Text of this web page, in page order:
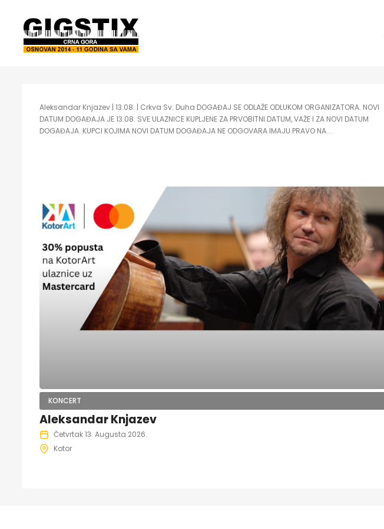
Aleksandar Knjazev | 13.08. | Crkva Sv. Duha DOGAĐAJ SE ODLAŽE ODLUKOM ORGANIZATORA. NOVI
DATUM DOGAĐAJA JE 13.08. SVE ULAZNICE KUPLJENE ZA PRVOBITNI DATUM, VAŽE I ZA NOVI DATUM
DOGAĐAJA. KUPCI KOJIMA NOVI DATUM DOGAĐAJA NE ODGOVARA IMAJU PRAVO NA...
KONCERT
Aleksandar Knjazev
Četvrtak 13. Augusta 2026.
Kotor